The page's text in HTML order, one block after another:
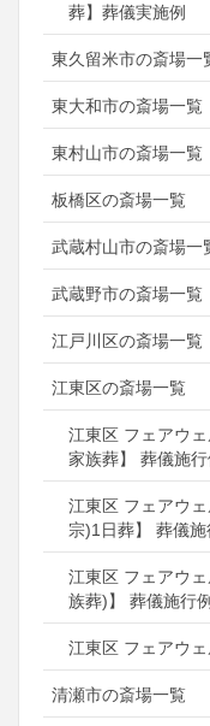
葬】葬儀実施例
東久留米市の斎場一
東大和市の斎場一覧
東村山市の斎場一覧
板橋区の斎場一覧
武蔵村山市の斎場一
武蔵野市の斎場一覧
江戸川区の斎場一覧
江東区の斎場一覧
江東区 フェアウ
家族葬】 葬儀施行
江東区 フェアウ
宗)1日葬】 葬儀施
江東区 フェアウ
族葬)】 葬儀施行例
江東区 フェアウ
清瀬市の斎場一覧